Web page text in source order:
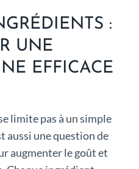
:
UNE
EFFICACE
limite pas à un simple
aussi une question de
augmenter le goût et